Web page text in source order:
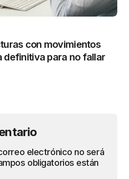
con movimientos
definitiva para no fallar
electrónico no será
obligatorios están